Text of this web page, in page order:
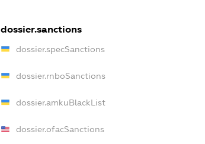
dossier.sanctions
dossier.specSanctions
dossier.rnboSanctions
dossier.amkuBlackList
dossier.ofacSanctions